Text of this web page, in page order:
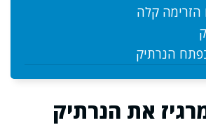
הזרימה קלה
הנרתיק
את הנרתיק